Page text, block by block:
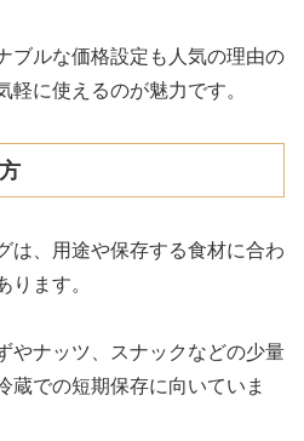
ブルな価格設定も人気の理由の
軽に使えるのが魅力です。
は、用途や保存する食材に合わ
ります。
やナッツ、スナックなどの少量
蔵での短期保存に向いていま